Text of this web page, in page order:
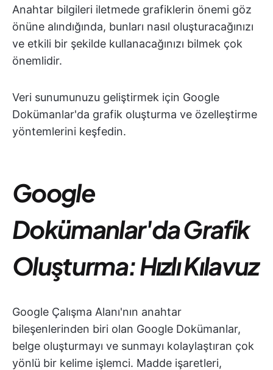
Anahtar bilgileri iletmede grafiklerin önemi göz
önüne alındığında, bunları nasıl oluşturacağınızı
ve etkili bir şekilde kullanacağınızı bilmek çok
önemlidir.
Veri sunumunuzu geliştirmek için Google
Dokümanlar'da grafik oluşturma ve özelleştirme
yöntemlerini keşfedin.
Google
Dokümanlar'da Grafik
Oluşturma: Hızlı Kılavuz
Google Çalışma Alanı'nın anahtar
bileşenlerinden biri olan Google Dokümanlar,
belge oluşturmayı ve sunmayı kolaylaştıran çok
yönlü bir kelime işlemci. Madde işaretleri,